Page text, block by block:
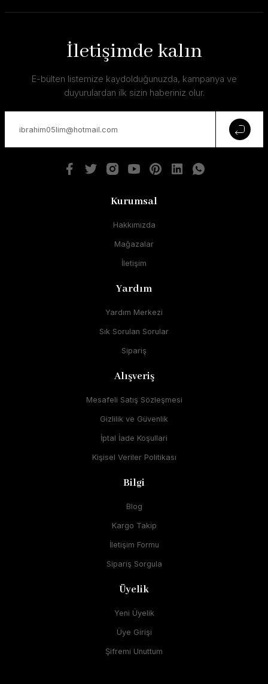
İletişimde kalın
E-bülten listemize kaydolduğunuzda, kampanya ve
duyurulardan ilk sizin haberiniz olur.
Kurumsal
Hakkımızda
Mağazalar
İletişim
Yardım
Yardım Merkezi
Sık Sorulan Sorular
Sipariş
Alışveriş
Mesafeli Satış Sözleşmesi
Gizlilik ve Güvenlik
İptal İade Koşullari
Kişisel Veriler Politikası
Bilgi
Blog
Kargo Takip
İletişim Formu
Sipariş Sorgula
Üyelik
Yeni Üyelik
Üye Girişi
Şifremi Unuttum